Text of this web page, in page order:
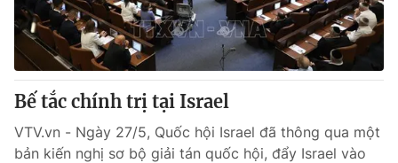
Bế tắc chính trị tại Israel
VTV.vn - Ngày 27/5, Quốc hội Israel đã thông qua một
bản kiến nghị sơ bộ giải tán quốc hội, đẩy Israel vào